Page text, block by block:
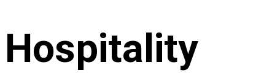
Hospitality